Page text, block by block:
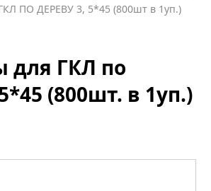
ПО ДЕРЕВУ 3, 5*45 (800шт в 1уп.)
для ГКЛ по
(800шт. в 1уп.)